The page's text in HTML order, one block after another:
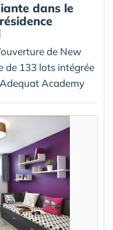
dans le
de New
de 133 lots intégrée
Academy